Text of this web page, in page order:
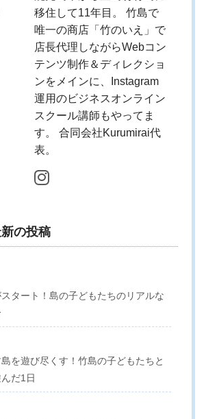
移住して11年目。 竹島で
唯一の商店「竹のいえ」で
店長代理しながらWebコン
テンツ制作＆ディレクショ
ンをメインに、Instagram
運用のビジネスオンライン
スクール講師もやってま
す。 合同会社Kurumirai代
表。
の投稿
タート！島の子どもたちのリアルな
を遊び尽くす！竹島の子どもたちと
だ1日